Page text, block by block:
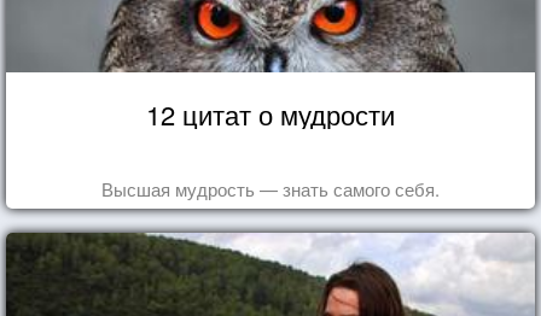
12 цитат о мудрости
Высшая мудрость — знать самого себя.